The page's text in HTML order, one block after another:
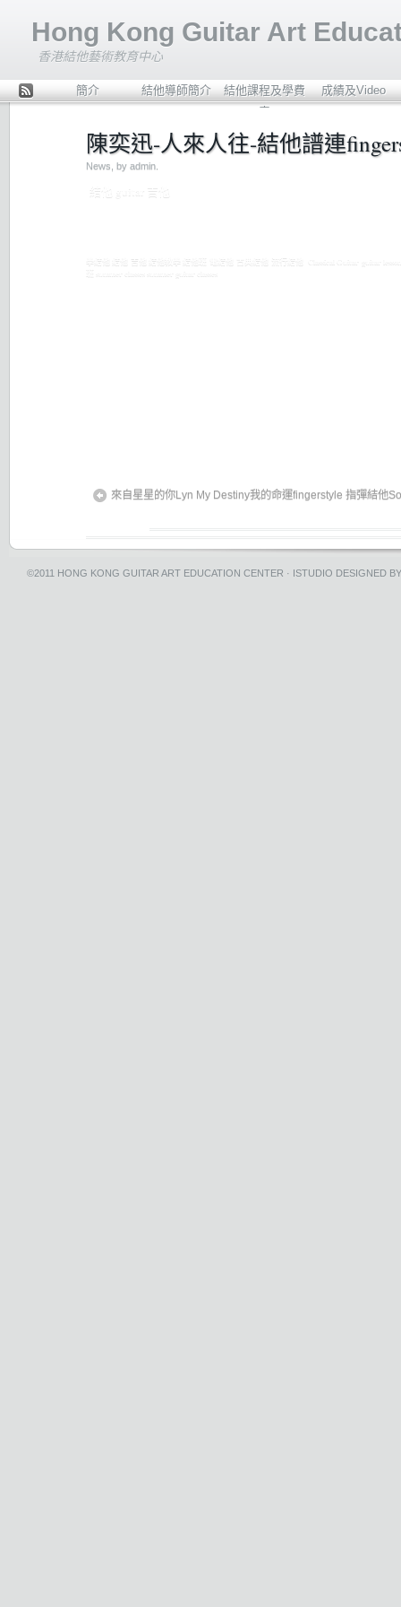
Hong Kong Guitar Art
香港結他藝術教育中心
簡介 結他導師簡介
結他課程及學費
表
成績及Video
陳奕迅-人來人往-結他譜連
News , by admin.
結他 guitar 吉他
學結他 結他 吉他 結他教學 結他班 電結他 古典結他 流行結他 Classical Guitar guitar
來自星星的你Lyn My Destiny我的命運fingerstyle 指彈結他
©2011 HONG KONG GUITAR ART EDUCATION CENTER · ISTUDIO DESIGNED